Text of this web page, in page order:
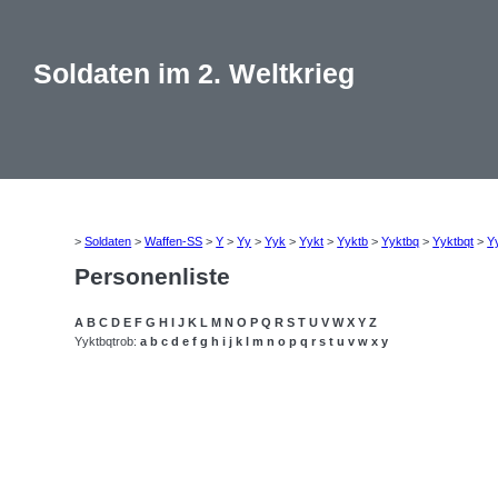
Soldaten im 2. Weltkrieg
>Soldaten >Waffen-SS >Y >Yy >Yyk >Yykt >Yyktb >Yyktbq >Yyktbqt >
Personenliste
A B C D E F G H I J K L M N O P Q R S T U V W X Y Z
Yyktbqtrob:a b c d e f g h i j k l m n o p q r s t u v w x y